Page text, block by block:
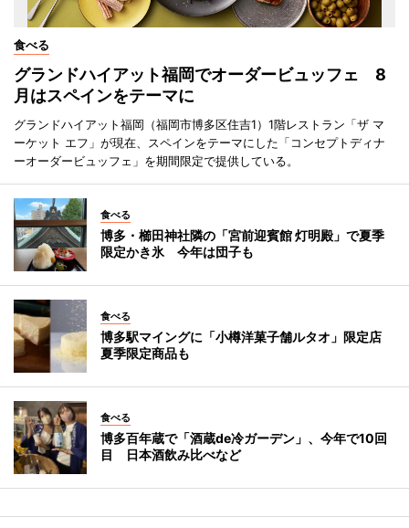
食べる
グランドハイアット福岡でオーダービュッフェ 8
月はスペインをテーマに
グランドハイアット福岡（福岡市博多区住吉1）1階レストラン「ザ マ
ーケット エフ」が現在、スペインをテーマにした「コンセプトディナ
ーオーダービュッフェ」を期間限定で提供している。
食べる
博多・櫛田神社隣の「宮前迎賓館 灯明殿」で夏季
限定かき氷 今年は団子も
食べる
博多駅マイングに「小樽洋菓子舗ルタオ」限定店
夏季限定商品も
食べる
博多百年蔵で「酒蔵de冷ガーデン」、今年で10回
目 日本酒飲み比べなど